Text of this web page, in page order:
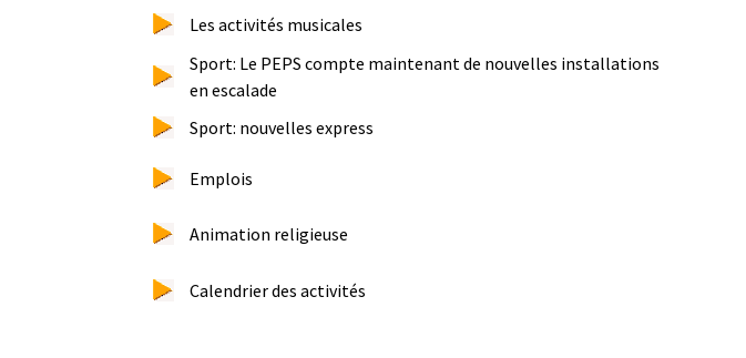
Les activités musicales
Sport: Le PEPS compte maintenant de nouvelles installations
en escalade
Sport: nouvelles express
Emplois
Animation religieuse
Calendrier des activités